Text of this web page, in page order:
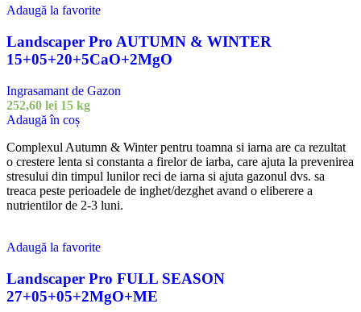
Adaugă la favorite
Landscaper Pro AUTUMN & WINTER
15+05+20+5CaO+2MgO
Ingrasamant de Gazon
252,60 lei 15 kg
Cantitate
Pro
AUTUMN
&
WINTER
15+05+20+5CaO+2MgO
Adaugă în coș
Complexul Autumn & Winter pentru toamna si iarna are ca rezultat
o crestere lenta si constanta a firelor de iarba, care ajuta la prevenirea
stresului din timpul lunilor reci de iarna si ajuta gazonul dvs. sa
treaca peste perioadele de inghet/dezghet avand o eliberere a
nutrientilor de 2-3 luni.
Adaugă la favorite
Landscaper Pro FULL SEASON
27+05+05+2MgO+ME